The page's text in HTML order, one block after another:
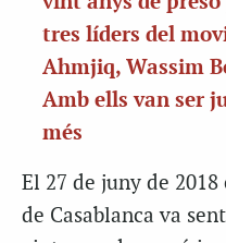
tres líders del
Ahmjiq, Wassim
Amb ells van ser
més
El 27 de juny de
de Casablanca va